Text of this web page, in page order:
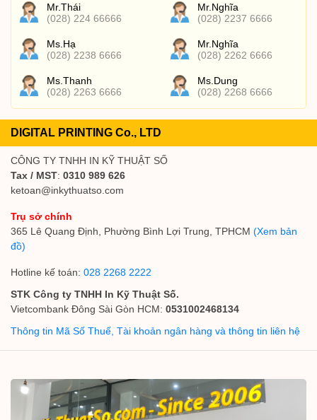
Mr.Thái
(028) 224 66666
Mr.Nghĩa
(028) 2237 6666
Ms.Hạ
(028) 2238 6666
Mr.Nghĩa
(028) 2262 6666
Ms.Thanh
(028) 2263 6666
Ms.Dung
(028) 2268 6666
DIGITAL PRINTING Co., LTD
CÔNG TY TNHH IN KỸ THUẬT SỐ
Tax / MST: 0310 989 626
ketoan@inkythuatso.com
Trụ sở chính
365 Lê Quang Định, Phường Bình Lợi Trung, TPHCM (Xem bản
đồ)
Hotline kế toán: 028 2268 2222
STK Công ty TNHH In Kỹ Thuật Số.
Vietcombank Đông Sài Gòn HCM: 0531002468134
Thông tin Mã Số Thuế, Tài khoản ngân hàng và thông tin liên hệ